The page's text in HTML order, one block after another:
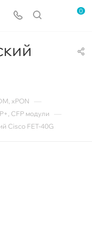
0
xPON
CFP модули
Cisco FET-40G